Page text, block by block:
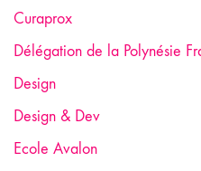
Curaprox
Délégation de la Polynésie
Design
Design & Dev
Ecole Avalon